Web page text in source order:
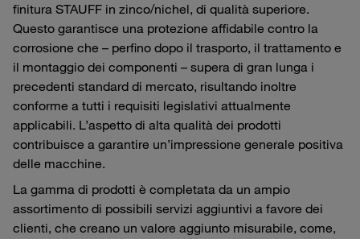
finitura STAUFF in zinco/nichel, di qualità superiore.
Questo garantisce una protezione affidabile contro la
corrosione che – perfino dopo il trasporto, il trattamento e
il montaggio dei componenti – supera di gran lunga i
precedenti standard di mercato, risultando inoltre
conforme a tutti i requisiti legislativi attualmente
applicabili. L’aspetto di alta qualità dei prodotti
contribuisce a garantire un’impressione generale positiva
delle macchine.
La gamma di prodotti è completata da un ampio
assortimento di possibili servizi aggiuntivi a favore dei
clienti, che creano un valore aggiunto misurabile, come,